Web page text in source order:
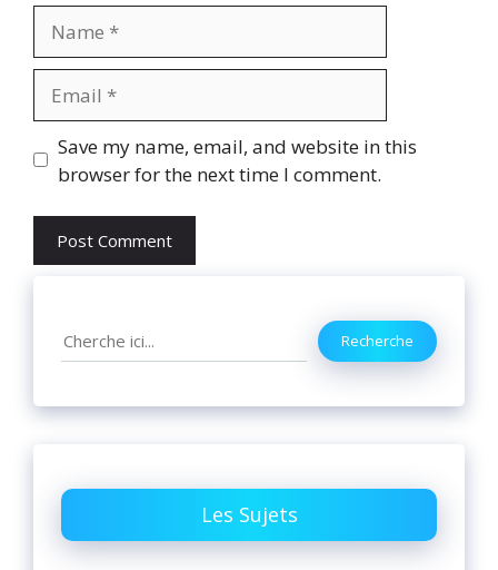
Website
Save my name, email, and website in this
browser for the next time I comment.
Search Recherche
Les Sujets